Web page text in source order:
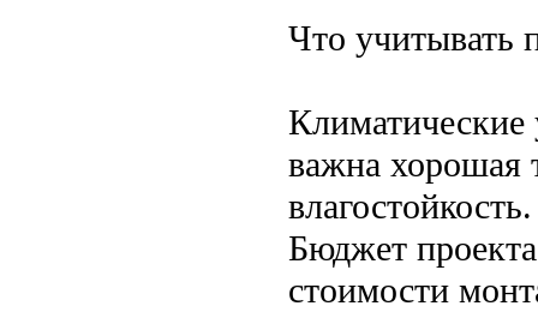
Что учитывать
Климатические
важна хорошая
влагостойкость.
Бюджет
стоимости